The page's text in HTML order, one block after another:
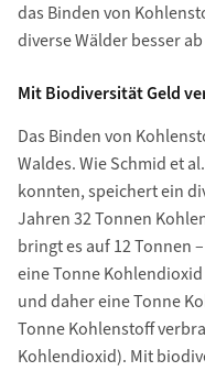
das Binden von
diverse Wälder besser
Mit Biodiversität Geld
Das Binden von
Waldes. Wie Schmid et
konnten, speichert ein
Jahren 32 Tonnen
bringt es auf 12 Tonnen
eine Tonne
und daher eine Tonne
Tonne Kohlenstoff
Kohlendioxid). Mit